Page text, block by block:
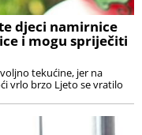
djeci namirnice
i mogu spriječiti
tekućine, jer na
vrlo brzo Ljeto se vratilo